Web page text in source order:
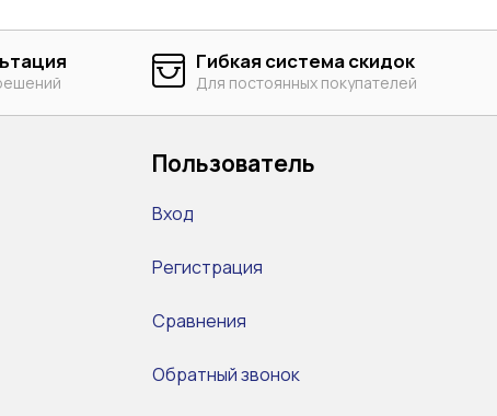
Гибкая система скидок
Для постоянных покупателей
Пользователь
Вход
Регистрация
Сравнения
Обратный звонок